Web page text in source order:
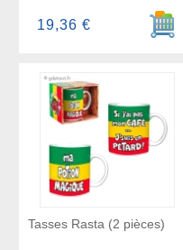
19,36 €
Tasses Rasta (2 pièces)